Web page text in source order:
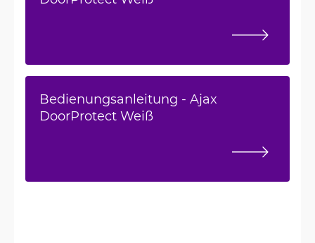
Bedienungsanleitung - Ajax
DoorProtect Weiß